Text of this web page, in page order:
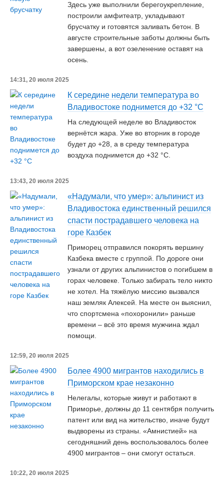
Здесь уже выполнили берегоукрепление,
построили амфитеатр, укладывают
брусчатку и готовятся заливать бетон. В
августе строительные заботы должны быть
завершены, а вот озеленение оставят на
осень.
14:31, 20 июля 2025
К середине недели температура во
Владивостоке поднимется до +32 °C
На следующей неделе во Владивосток
вернётся жара. Уже во вторник в городе
будет до +28, а в среду температура
воздуха поднимется до +32 °C.
13:43, 20 июля 2025
«Надумали, что умер»: альпинист из
Владивостока единственный решился
спасти пострадавшего человека на
горе Казбек
Приморец отправился покорять вершину
Казбека вместе с группой. По дороге они
узнали от других альпинистов о погибшем в
горах человеке. Только забирать тело никто
не хотел. На тяжёлую миссию вызвался
наш земляк Алексей. На месте он выяснил,
что спортсмена «похоронили» раньше
времени – всё это время мужчина ждал
помощи.
12:59, 20 июля 2025
Более 4900 мигрантов находились в
Приморском крае незаконно
Нелегалы, которые живут и работают в
Приморье, должны до 11 сентября получить
патент или вид на жительство, иначе будут
выдворены из страны. «Амнистией» на
сегодняшний день воспользовалось более
4900 мигрантов – они смогут остаться.
10:22, 20 июля 2025